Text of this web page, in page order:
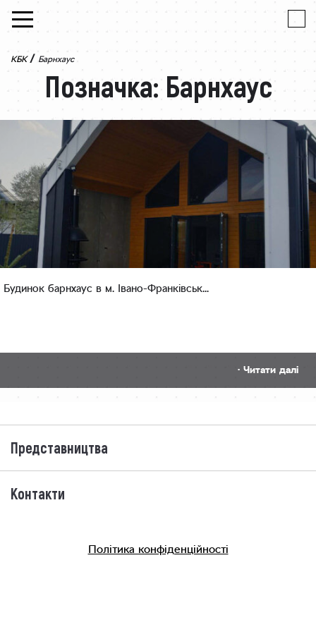
Skip to content
КБК / Барнхаус
Позначка: Барнхаус
Будинок барнхаус в м. Івано-Франківськ...
· Читати далі
Представництва
Контакти
Політика конфіденційності